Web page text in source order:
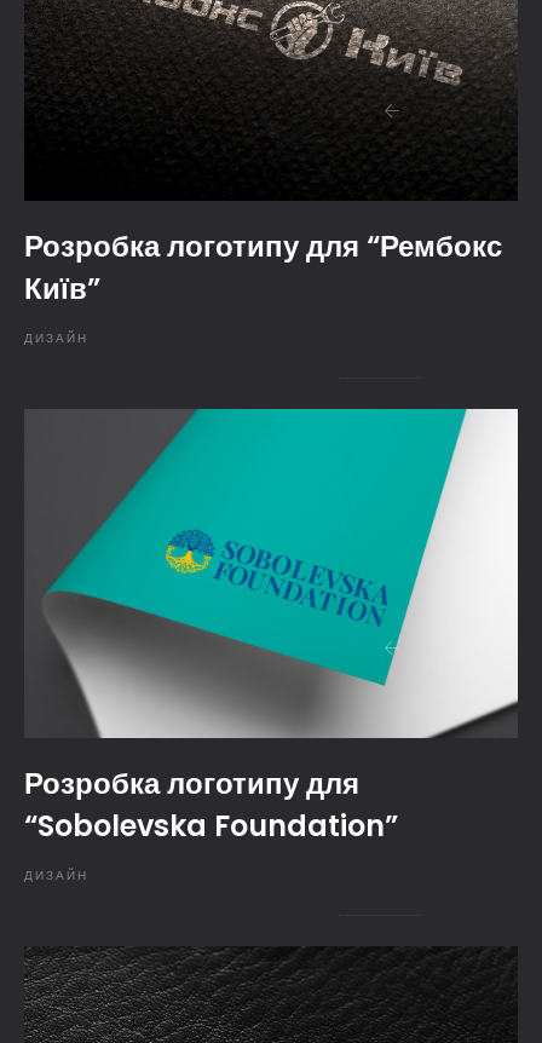
Розробка логотипу для “Рембокс
Київ”
ДИЗАЙН
Розробка логотипу для
“Sobolevska Foundation”
ДИЗАЙН